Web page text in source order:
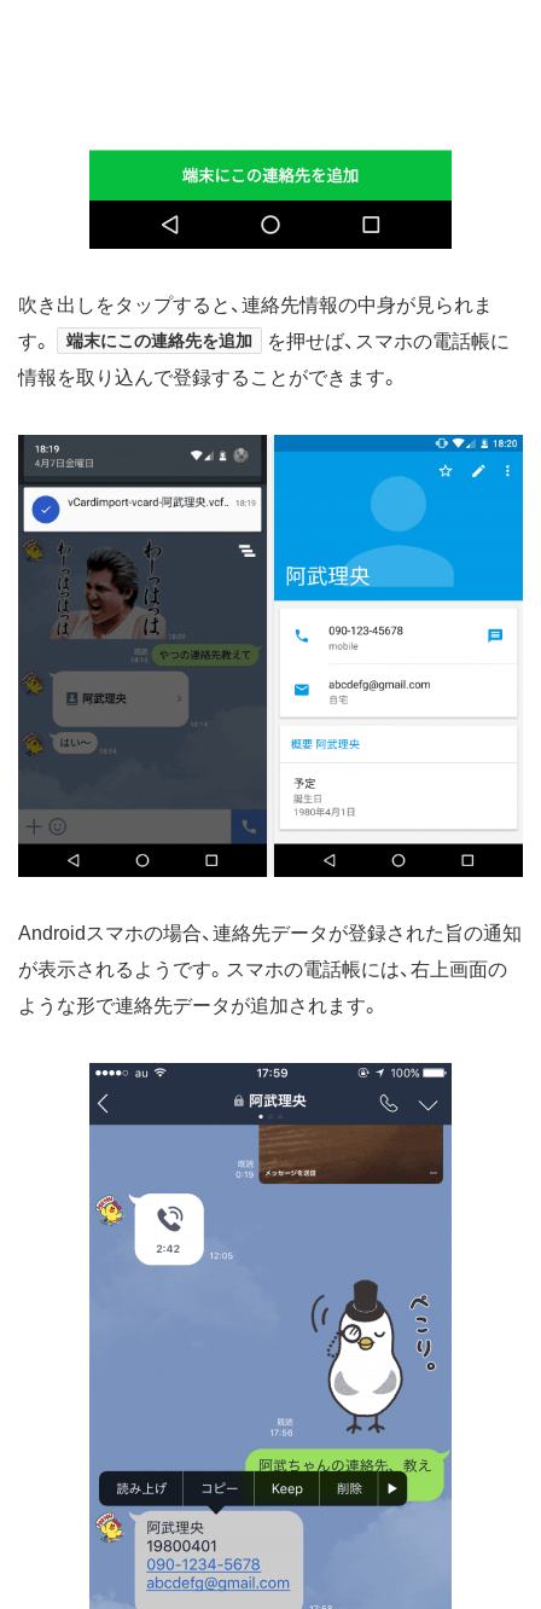
吹き出しをタップすると、連絡先情報の中身が見られま
す。
端末にこの連絡先を追加
を押せば、スマホの電話帳に
情報を取り込んで登録することができます。
Androidスマホの場合、連絡先データが登録された旨の通知
が表示されるようです。スマホの電話帳には、右上画面の
ような形で連絡先データが追加されます。